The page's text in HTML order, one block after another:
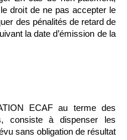
droit de ne pas accepter le
des pénalités de retard de
la date d’émission de la
ECAF au terme des
consiste à dispenser les
sans obligation de résultat